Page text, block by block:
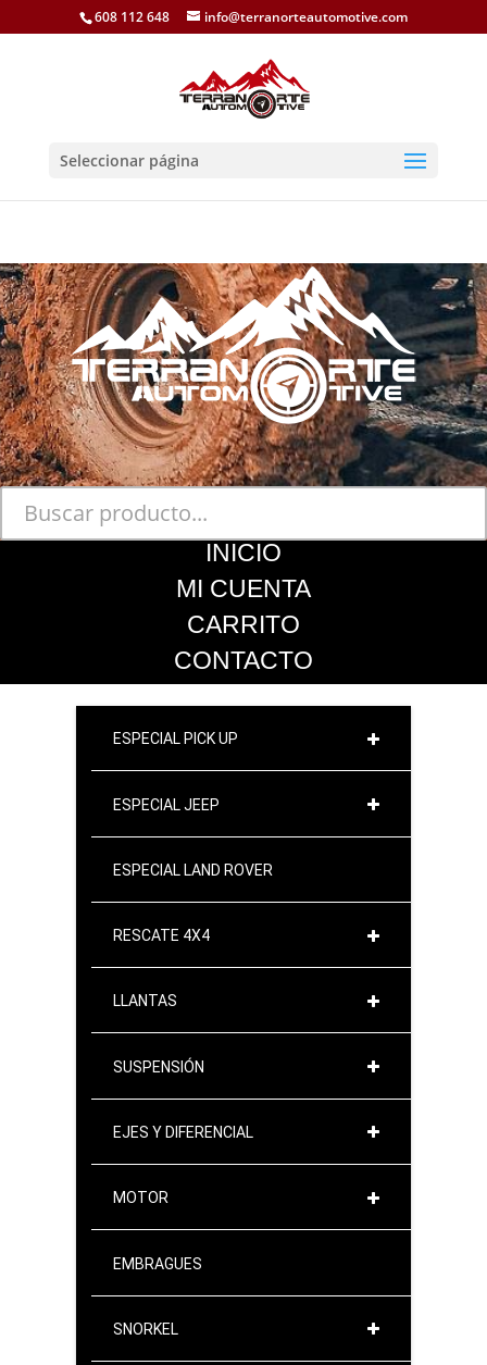
608 112 648 info@terranorteautomotive.com
Seleccionar página
INICIO
MI CUENTA
CARRITO
CONTACTO
ESPECIAL PICK UP
ESPECIAL JEEP
ESPECIAL LAND ROVER
RESCATE 4X4
LLANTAS
SUSPENSIÓN
EJES Y DIFERENCIAL
MOTOR
EMBRAGUES
SNORKEL